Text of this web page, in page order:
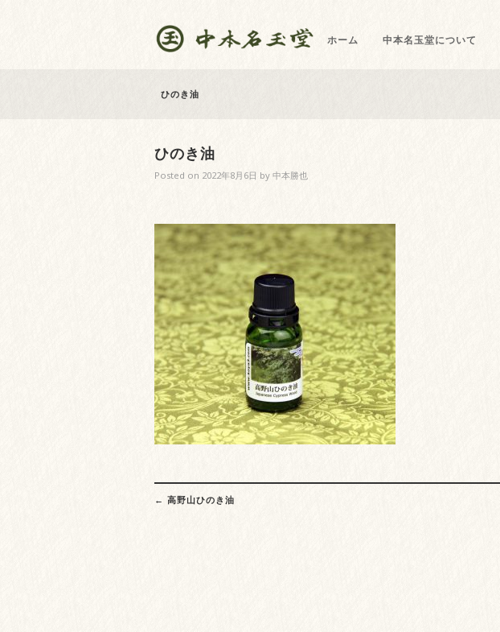
ホーム 中本名玉堂について
ひのき油
ひのき油
Posted on 2022年8月6日 by 中本勝也
navigation
← 高野山ひのき油